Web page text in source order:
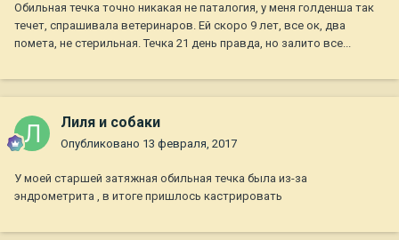
Обильная течка точно никакая не паталогия, у меня голденша так
течет, спрашивала ветеринаров. Ей скоро 9 лет, все ок, два
помета, не стерильная. Течка 21 день правда, но залито все...
Лиля и собаки
Опубликовано 13 февраля, 2017
У моей старшей затяжная обильная течка была из-за
эндрометрита , в итоге пришлось кастрировать